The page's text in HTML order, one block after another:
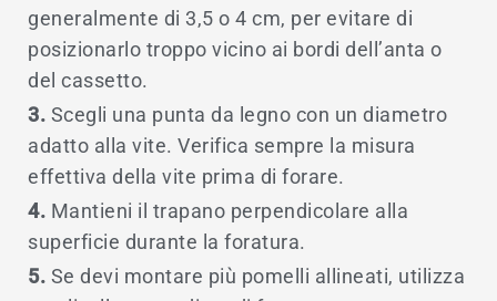
generalmente di 3,5 o 4 cm, per evitare di
posizionarlo troppo vicino ai bordi dell’anta o
del cassetto.
3. Scegli una punta da legno con un diametro
adatto alla vite. Verifica sempre la misura
effettiva della vite prima di forare.
4. Mantieni il trapano perpendicolare alla
superficie durante la foratura.
5. Se devi montare più pomelli allineati, utilizza